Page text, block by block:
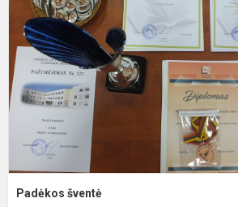
Padėkos šventė